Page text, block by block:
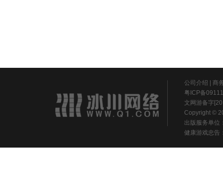
公司介绍
商
粤ICP备
文网游备字
Copyright ©
出版服务单位
健康游戏忠告